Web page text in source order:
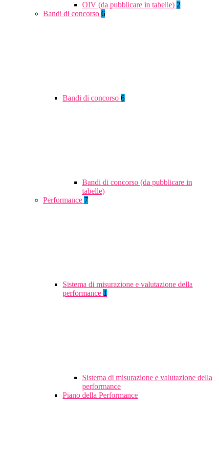
OIV (da pubblicare in tabelle) 2
Bandi di concorso 6
Bandi di concorso 6
Bandi di concorso (da pubblicare in
tabelle)
Performance 7
Sistema di misurazione e valutazione della
performance 1
Sistema di misurazione e valutazione della
performance
Piano della Performance